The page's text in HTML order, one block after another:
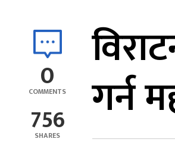
0
COMMENTS
756
SHARES
गर्न